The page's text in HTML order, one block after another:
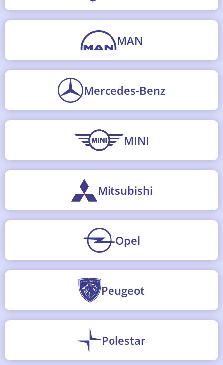
MAN
Mercedes-Benz
MINI
Mitsubishi
Opel
Peugeot
Polestar